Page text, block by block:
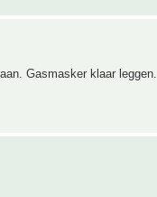
Gasmasker klaar leggen.